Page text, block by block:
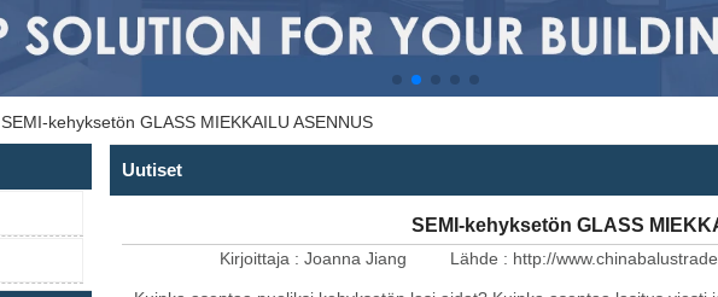
SEMI-kehyksetön GLASS MIEKKAILU ASENNUS
Uutiset
SEMI-kehyksetön GLASS
Kirjoittaja : Joanna Jiang Lähde : http://